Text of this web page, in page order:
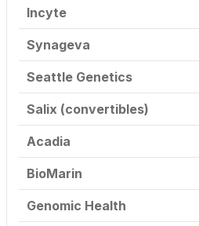
Incyte
Synageva
Seattle Genetics
Salix (convertibles)
Acadia
BioMarin
Genomic Health